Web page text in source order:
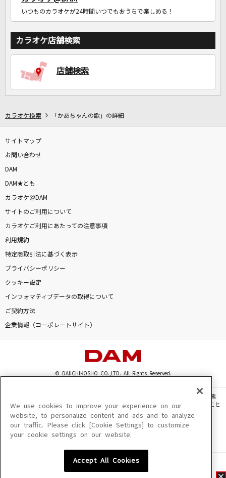
いつものカラオケが24時間いつでもおうちで楽しめる！
カラオケ店舗検索
店舗検索
カラオケ検索 「かあちゃんの歌」の詳細
サイトマップ
お問い合わせ
DAM
DAM★とも
カラオケ＠DAM
サイトのご利用について
カラオケご利用にあたっての注意事項
利用規約
特定商取引法に基づく表示
プライバシーポリシー
クッキー設定
インフォマティブデータの取得について
ご契約方法
企業情報（コーポレートサイト）
© DAIICHIKOSHO CO.,LTD. All Rights Reserved.
このサイトに掲載されている一切の文章・画像・写真・動画・音声等を、手段や形態
を問わず、著作権法の定める範囲を超えて無断で複製、転載、ファイル化などすること
を禁じます。
楽曲及びコンテンツは、機種によりご利用いただけない場合があります。
楽曲及びコンテンツの配信日、配信内容が変更になる場合があります。
We use cookies to improve your experience on our
website, to personalize content and ads and to analyze
our traffic. Please click [Cookie Settings] to customize
your cookie settings on our website.
Accept All Cookies